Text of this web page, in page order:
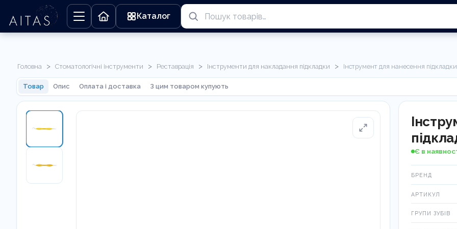
Каталог
Головна > Стоматологічні інструменти > Реставрація > Інструменти для накладання підкладки > Інструмент для нанесення
Товар Опис Оплата і доставка З цим товаром купують
Є в
БРЕНД
АРТИКУЛ
ГРУПИ ЗУБІВ